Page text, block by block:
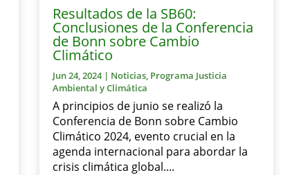
Resultados de la SB60:
Conclusiones de la Conferencia
de Bonn sobre Cambio
Climático
Jun 24, 2024| Noticias, Programa Justicia
Ambiental y Climática
A principios de junio se realizó la
Conferencia de Bonn sobre Cambio
Climático 2024, evento crucial en la
agenda internacional para abordar la
crisis climática global....